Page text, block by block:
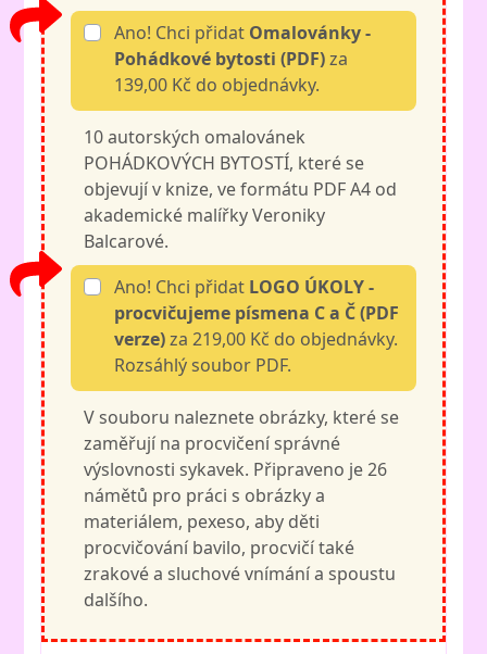
Ano! Chci přidat Omalovánky -
Pohádkové bytosti (PDF)za
139,00 Kč do objednávky.
10 autorských omalovánek
POHÁDKOVÝCH BYTOSTÍ, které se
objevují v knize, ve formátu PDF A4 od
akademické malířky Veroniky
Balcarové.
Ano! Chci přidat LOGO ÚKOLY -
procvičujeme písmena C a Č (PDF
verze)za 219,00 Kč do objednávky.
Rozsáhlý soubor PDF.
V souboru naleznete obrázky, které se
zaměřují na procvičení správné
výslovnosti sykavek. Připraveno je 26
námětů pro práci s obrázky a
materiálem, pexeso, aby děti
procvičování bavilo, procvičí také
zrakové a sluchové vnímání a spoustu
dalšího.